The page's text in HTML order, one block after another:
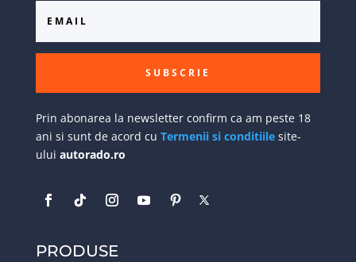
SUBSCRIE
Prin abonarea la newsletter confirm ca am peste 18
ani si sunt de acord cu Termenii si conditiilesite-
ului autorado.ro
PRODUSE